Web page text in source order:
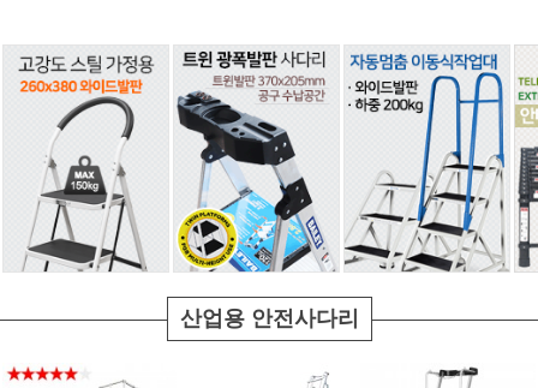
산업용 안전사다리